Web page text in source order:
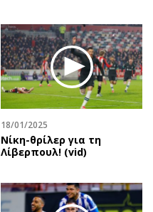
18/01/2025
Νίκη-θρίλερ για τη
Λίβερπουλ! (vid)